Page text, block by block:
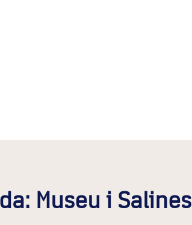
Museu i Salines